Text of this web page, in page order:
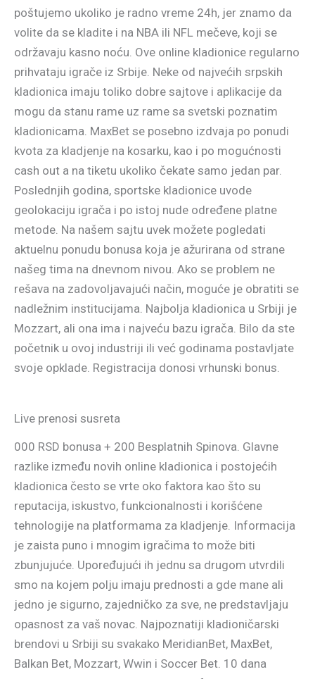
poštujemo ukoliko je radno vreme 24h, jer znamo da
volite da se kladite i na NBA ili NFL mečeve, koji se
održavaju kasno noću. Ove online kladionice regularno
prihvataju igrače iz Srbije. Neke od najvećih srpskih
kladionica imaju toliko dobre sajtove i aplikacije da
mogu da stanu rame uz rame sa svetski poznatim
kladionicama. MaxBet se posebno izdvaja po ponudi
kvota za kladjenje na kosarku, kao i po mogućnosti
cash out a na tiketu ukoliko čekate samo jedan par.
Poslednjih godina, sportske kladionice uvode
geolokaciju igrača i po istoj nude određene platne
metode. Na našem sajtu uvek možete pogledati
aktuelnu ponudu bonusa koja je ažurirana od strane
našeg tima na dnevnom nivou. Ako se problem ne
rešava na zadovoljavajući način, moguće je obratiti se
nadležnim institucijama. Najbolja kladionica u Srbiji je
Mozzart, ali ona ima i najveću bazu igrača. Bilo da ste
početnik u ovoj industriji ili već godinama postavljate
svoje opklade. Registracija donosi vrhunski bonus.
Live prenosi susreta
000 RSD bonusa + 200 Besplatnih Spinova. Glavne
razlike između novih online kladionica i postojećih
kladionica često se vrte oko faktora kao što su
reputacija, iskustvo, funkcionalnosti i korišćene
tehnologije na platformama za kladjenje. Informacija
je zaista puno i mnogim igračima to može biti
zbunjujuće. Upoređujući ih jednu sa drugom utvrdili
smo na kojem polju imaju prednosti a gde mane ali
jedno je sigurno, zajedničko za sve, ne predstavljaju
opasnost za vaš novac. Najpoznatiji kladioničarski
brendovi u Srbiji su svakako MeridianBet, MaxBet,
Balkan Bet, Mozzart, Wwin i Soccer Bet. 10 dana